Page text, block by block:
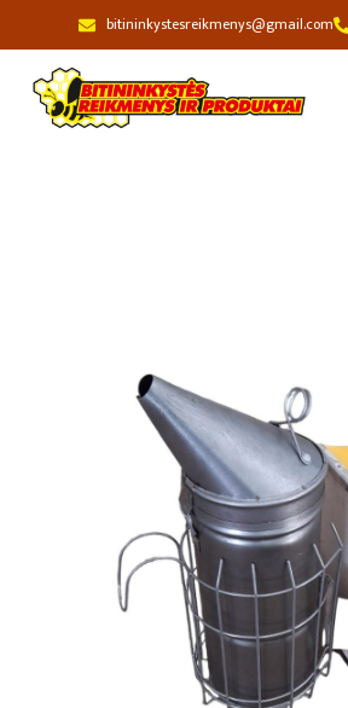
bitininkystesreikmenys@gmail.com